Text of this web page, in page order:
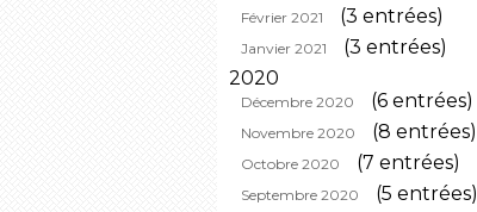
Février 2021 (3 entrées)
Janvier 2021
(3 entrées)
2020
Décembre 2020 (6 entrées)
Novembre 2020 (8 entrées)
Octobre 2020 (7 entrées)
Septembre 2020 (5 entrées)